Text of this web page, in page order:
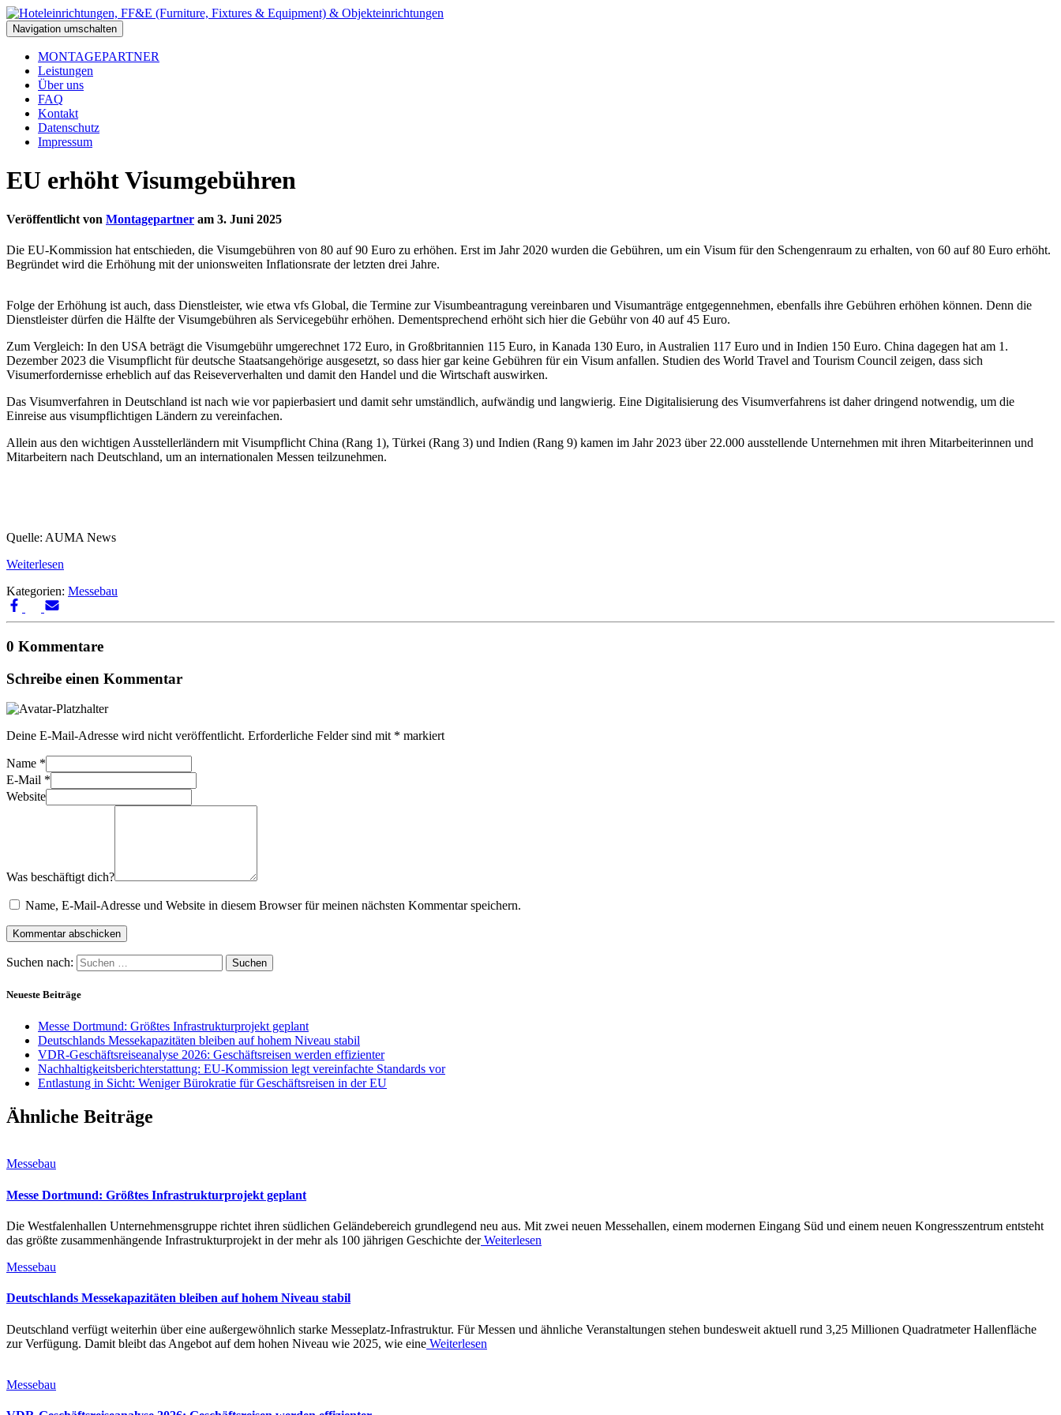
Navigation umschalten
MONTAGEPARTNER
Leistungen
Über uns
FAQ
Kontakt
Datenschutz
Impressum
EU erhöht Visumgebühren
Veröffentlicht von Montagepartner am 3. Juni 2025
Die EU-Kommission hat entschieden, die Visumgebühren von 80 auf 90 Euro zu erhöhen. Erst im Jahr 2020 wurden die Gebühren, um ein Visum für den Schengenraum zu erhalten, von 60 auf 80 Euro erhöht.
Begründet wird die Erhöhung mit der unionsweiten Inflationsrate der letzten drei Jahre.
Folge der Erhöhung ist auch, dass Dienstleister, wie etwa vfs Global, die Termine zur Visumbeantragung vereinbaren und Visumanträge entgegennehmen, ebenfalls ihre Gebühren erhöhen können. Denn die
Dienstleister dürfen die Hälfte der Visumgebühren als Servicegebühr erhöhen. Dementsprechend erhöht sich hier die Gebühr von 40 auf 45 Euro.
Zum Vergleich: In den USA beträgt die Visumgebühr umgerechnet 172 Euro, in Großbritannien 115 Euro, in Kanada 130 Euro, in Australien 117 Euro und in Indien 150 Euro. China dagegen hat am 1.
Dezember 2023 die Visumpflicht für deutsche Staatsangehörige ausgesetzt, so dass hier gar keine Gebühren für ein Visum anfallen. Studien des World Travel and Tourism Council zeigen, dass sich
Visumerfordernisse erheblich auf das Reiseververhalten und damit den Handel und die Wirtschaft auswirken.
Das Visumverfahren in Deutschland ist nach wie vor papierbasiert und damit sehr umständlich, aufwändig und langwierig. Eine Digitalisierung des Visumverfahrens ist daher dringend notwendig, um die
Einreise aus visumpflichtigen Ländern zu vereinfachen.
Allein aus den wichtigen Ausstellerländern mit Visumpflicht China (Rang 1), Türkei (Rang 3) und Indien (Rang 9) kamen im Jahr 2023 über 22.000 ausstellende Unternehmen mit ihren Mitarbeiterinnen und
Mitarbeitern nach Deutschland, um an internationalen Messen teilzunehmen.
Quelle: AUMA News
Weiterlesen
Kategorien: Messebau
0 Kommentare
Schreibe einen Kommentar
Deine E-Mail-Adresse wird nicht veröffentlicht. Erforderliche Felder sind mit * markiert
Name *
E-Mail *
Website
Was beschäftigt dich?
Name, E-Mail-Adresse und Website in diesem Browser für meinen nächsten Kommentar speichern.
Suchen nach:
Neueste Beiträge
Messe Dortmund: Größtes Infrastrukturprojekt geplant
Deutschlands Messekapazitäten bleiben auf hohem Niveau stabil
VDR-Geschäftsreiseanalyse 2026: Geschäftsreisen werden effizienter
Nachhaltigkeitsberichterstattung: EU-Kommission legt vereinfachte Standards vor
Entlastung in Sicht: Weniger Bürokratie für Geschäftsreisen in der EU
Ähnliche Beiträge
Messebau
Messe Dortmund: Größtes Infrastrukturprojekt geplant
Die Westfalenhallen Unternehmensgruppe richtet ihren südlichen Geländebereich grundlegend neu aus. Mit zwei neuen Messehallen, einem modernen Eingang Süd und einem neuen Kongresszentrum entsteht
das größte zusammenhängende Infrastrukturprojekt in der mehr als 100 jährigen Geschichte derWeiterlesen
Messebau
Deutschlands Messekapazitäten bleiben auf hohem Niveau stabil
Deutschland verfügt weiterhin über eine außergewöhnlich starke Messeplatz-Infrastruktur. Für Messen und ähnliche Veranstaltungen stehen bundesweit aktuell rund 3,25 Millionen Quadratmeter Hallenfläche
zur Verfügung. Damit bleibt das Angebot auf dem hohen Niveau wie 2025, wie eine Weiterlesen
Messebau